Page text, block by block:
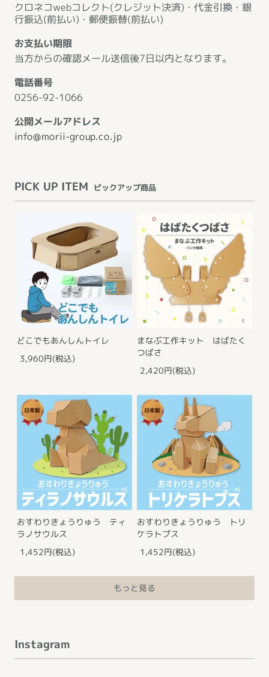
クロネコwebコレクト(クレジット決済)・代金引換・銀
行振込(前払い)・郵便振替(前払い)
お支払い期限
当方からの確認メール送信後7日以内となります。
電話番号
0256-92-1066
公開メールアドレス
info@morii-group.co.jp
PICK UP ITEM ピックアップ商品
どこでもあんしんトイレ
3,960円(税込)
まなぶ工作キット はばたく
つばさ
2,420円(税込)
おすわりきょうりゅう ティ
ラノサウルス
1,452円(税込)
おすわりきょうりゅう トリ
ケラトプス
1,452円(税込)
もっと見る
Instagram